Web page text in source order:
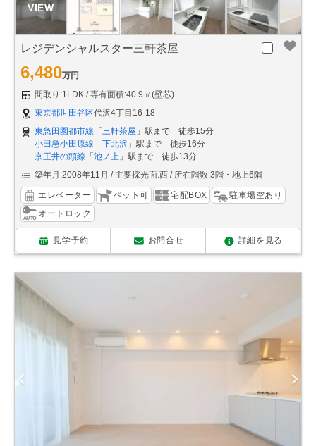
レジデンシャルスター三軒茶屋
6,480万円
間取り:1LDK
専有面積:40.9㎡(壁芯)
東京都世田谷区代沢4丁目16-18
東急田園都市線 「三軒茶屋 」駅まで 徒歩15分
小田急小田原線 「下北沢 」駅まで 徒歩16分
京王井の頭線 「池ノ上 」駅まで 徒歩13分
築年月:2008年11月
主要採光面:西 所在階数:3階・地上6階
エレベーター ペット可 宅配BOX
駐車場空あり
オートロック
見学予約 お問合せ 詳細を見る